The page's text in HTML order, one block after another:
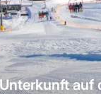
auf